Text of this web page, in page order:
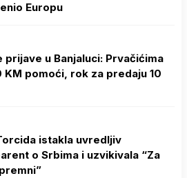
Europu
prijave u Banjaluci: Prvačićima
KM pomoći, rok za predaju 10
istakla uvredljiv
o Srbima i uzvikivala “Za